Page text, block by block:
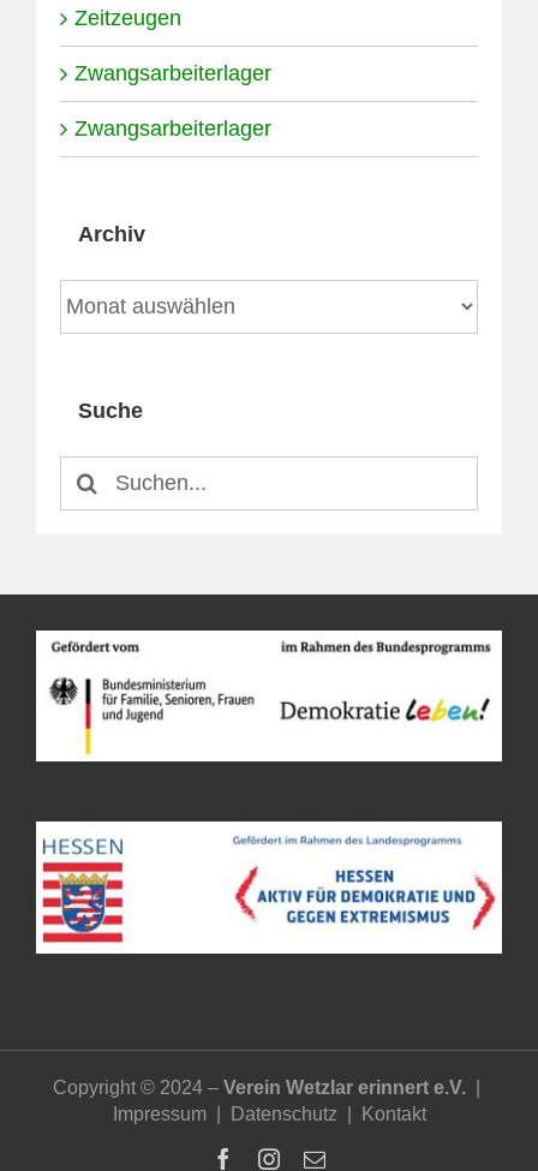
Zeitzeugen
Zwangsarbeiterlager
Zwangsarbeiterlager
Archiv
Suche
Suche
nach:
Copyright © 2024 – Verein Wetzlar erinnert e.V.
Impressum| Datenschutz Kontakt
FacebookInstagram
E-